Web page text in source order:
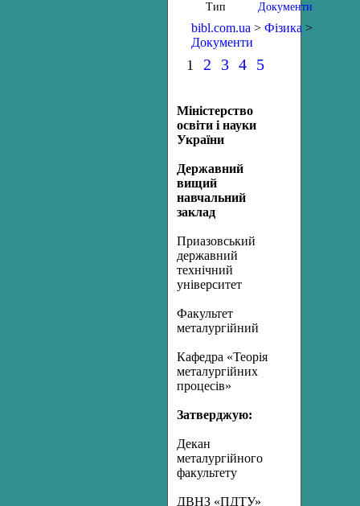
Тип
Документи
bibl.com.ua > Фізика >
Документи
1 2 3 4 5
Міністерство
освіти і науки
України
Державний
вищий
навчальний
заклад
Приазовський
державний
технічний
університет
Факультет
металургійний
Кафедра «Теорія
металургійних
процесів»
Затверджую:
Декан
металургійного
факультету
ДВНЗ «ПДТУ»